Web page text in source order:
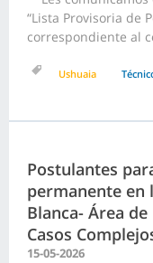
“Lista Provisoria de
correspondiente al
Ushuaia
Postulantes
permanente en
Blanca- Área
Casos
15-05-2026